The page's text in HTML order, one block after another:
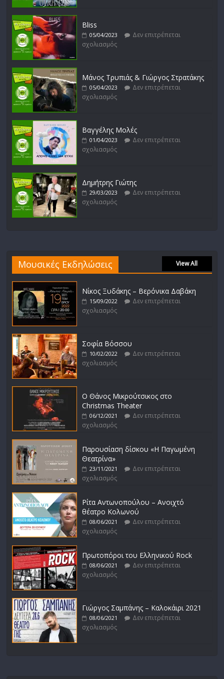
Bliss
05/04/2023
Δεν επιτρέπεται
σχολιασμός
Μάνος Τρυπιάς & Γιώργος Στρατάκης
05/04/2023
Δεν επιτρέπεται
σχολιασμός
Βαγγέλης Μολές
01/04/2023
Δεν επιτρέπεται
σχολιασμός
Δημήτρης Γιώτης
29/03/2023
Δεν επιτρέπεται
σχολιασμός
Μουσικές Εκδηλώσεις View All
Νίκος Ξυδάκης – Βερόνικα Δαβάκη
15/09/2022
Δεν επιτρέπεται
σχολιασμός
Σοφία Βόσσου
10/02/2022
Δεν επιτρέπεται
σχολιασμός
Ο Θάνος Μικρούτσικος στο
Christmas Theater
06/12/2021
Δεν επιτρέπεται
σχολιασμός
Παρουσίαση δίσκου «Η Παγωμένη
Θεατρίνα»
23/11/2021
Δεν επιτρέπεται
σχολιασμός
Ρίτα Αντωνοπούλου – Ανοιχτό
θέατρο Κολωνού
08/06/2021
Δεν επιτρέπεται
σχολιασμός
Πρωτοπόροι του Ελληνικού Rock
08/06/2021
Δεν επιτρέπεται
σχολιασμός
Γιώργος Σαμπάνης – Καλοκάιρι 2021
08/06/2021
Δεν επιτρέπεται
σχολιασμός